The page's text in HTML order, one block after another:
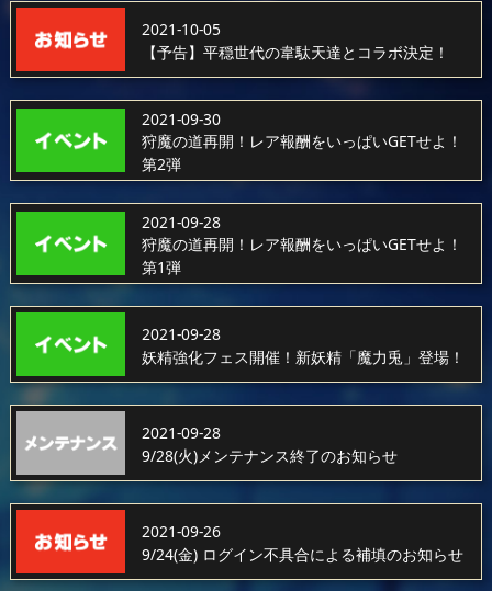
2021-10-05
【予告】平穏世代の韋駄天達とコラボ決定！
2021-09-30
狩魔の道再開！レア報酬をいっぱいGETせよ！
第2弾
2021-09-28
狩魔の道再開！レア報酬をいっぱいGETせよ！
第1弾
2021-09-28
妖精強化フェス開催！新妖精「魔力兎」登場！
2021-09-28
9/28(火)メンテナンス終了のお知らせ
2021-09-26
9/24(金) ログイン不具合による補填のお知らせ